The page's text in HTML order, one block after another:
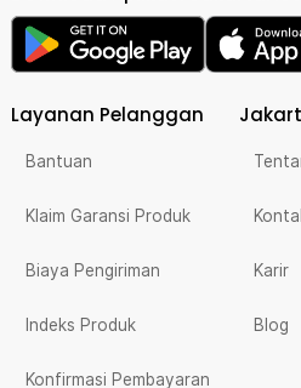
Layanan Pelanggan
Bantuan
Klaim Garansi Produk
Biaya Pengiriman
Indeks Produk
Konfirmasi Pembayaran
Karir
Blog